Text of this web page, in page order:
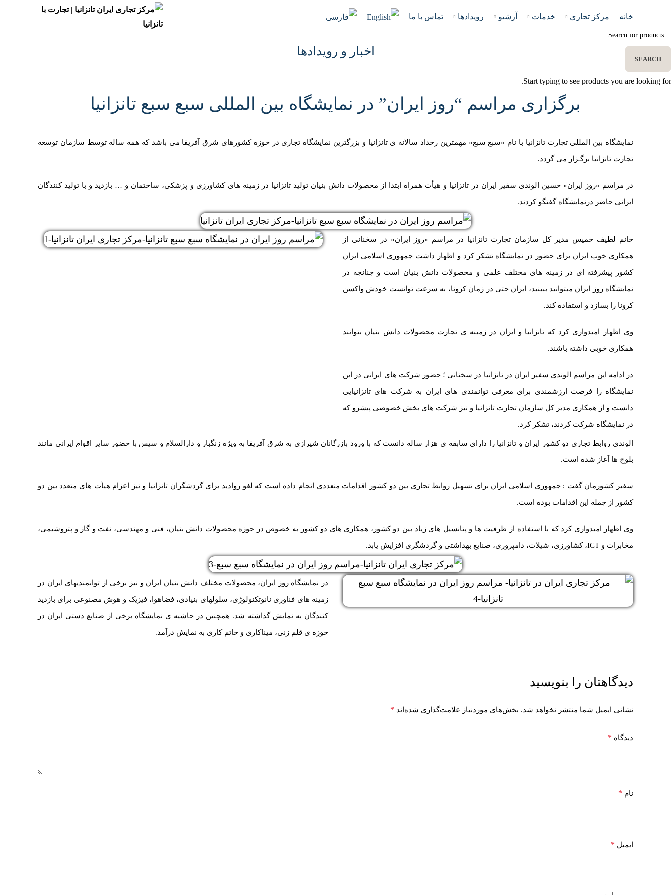
خانه مرکز تجاری خدمات آرشیو رویدادها تماس با ما
اخبار و رویدادها
برگزاری مراسم “روز ایران” در نمایشگاه بین المللی سبع سبع تانزانیا
نمایشگاه بین المللی تجارت تانزانیا با نام «سبع سبع» مهمترین رخداد سالانه ی تانزانیا و بزرگترین نمایشگاه تجاری در حوزه کشورهای شرق آفریقا می باشد که همه ساله توسط سازمان توسعه
تجارت تانزانیا برگـزار می گردد.
در مراسم «روز ایران» حسین الوندی سفیر ایران در تانزانیا و هیأت همراه ابتدا از محصولات دانش بنیان تولید تانزانیا در زمینه های کشاورزی و پزشکی، ساختمان و … بازدید و با تولید کنندگان
ایرانی حاضر درنمایشگاه گفتگو کردند.
خانم لطیف خمیس مدیر کل سازمان تجارت تانزانیا در مراسم «روز ایران» در سخنانی از
همکاری خوب ایران برای حضور در نمایشگاه تشکر کرد و اظهار داشت جمهوری اسلامی ایران
کشور پیشرفته ای در زمینه های مختلف علمی و محصولات دانش بنیان است و چنانچه در
نمایشگاه روز ایران میتوانید ببینید، ایران حتی در زمان کرونا، به سرعت توانست خودش واکسن
کرونا را بسازد و استفاده کند.
وی اظهار امیدواری کرد که تانزانیا و ایران در زمینه ی تجارت محصولات دانش بنیان بتوانند
همکاری خوبی داشته باشند.
در ادامه این مراسم الوندی سفیر ایران در تانزانیا در سخنانی ؛ حضور شرکت های ایرانی در این
نمایشگاه را فرصت ارزشمندی برای معرفی توانمندی های ایران به شرکت های تانزانیایی
دانست و از همکاری مدیر کل سازمان تجارت تانزانیا و نیز شرکت های بخش خصوصی پیشرو که
در نمایشگاه شرکت کردند، تشکر کرد.
الوندی روابط تجاری دو کشور ایران و تانزانیا را دارای سابقه ی هزار ساله دانست که با ورود بازرگانان شیرازی به شرق آفریقا به ویژه زنگبار و دارالسلام و سپس با حضور سایر اقوام ایرانی مانند
بلوچ ها آغاز شده است.
سفیر کشورمان گفت : جمهوری اسلامی ایران برای تسهیل روابط تجاری بین دو کشور اقدامات متعددی انجام داده است که لغو روادید برای گردشگران تانزانیا و نیز اعزام هیأت های متعدد بین دو
کشور از جمله این اقدامات بوده است.
وی اظهار امیدواری کرد که با استفاده از ظرفیت ها و پتانسیل های زیاد بین دو کشور، همکاری های دو کشور به خصوص در حوزه محصولات دانش بنیان، فنی و مهندسی، نفت و گاز و پتروشیمی،
مخابرات و ICT، کشاورزی، شیلات، دامپروری، صنایع بهداشتی و گردشگری افزایش یابد.
در نمایشگاه روز ایران، محصولات مختلف دانش بنیان ایران و نیز برخی از توانمندیهای ایران در
زمینه های فناوری نانوتکنولوژی، سلولهای بنیادی، فضاهوا، فیزیک و هوش مصنوعی برای بازدید
کنندگان به نمایش گذاشته شد. همچنین در حاشیه ی نمایشگاه برخی از صنایع دستی ایران در
حوزه ی قلم زنی، میناکاری و خاتم کاری به نمایش درآمد.
دیدگاهتان را بنویسید
نشانی ایمیل شما منتشر نخواهد شد. بخش‌های موردنیاز علامت‌گذاری شده‌اند *
دیدگاه *
نام *
ایمیل *
SEARCH
Start typing to see products you are looking for.